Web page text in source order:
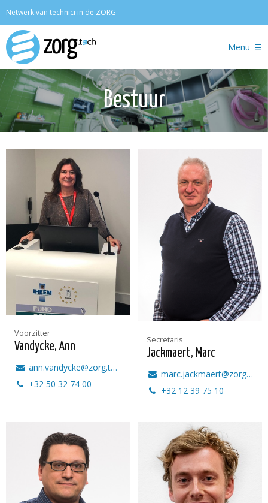
Netwerk van technici in de ZORG
Menu
Bestuur
Voorzitter
Vandycke, Ann
ann.vandycke@zorg.tech
+32 50 32 74 00
Secretaris
Jackmaert, Marc
marc.jackmaert@zorg.tech
+32 12 39 75 10